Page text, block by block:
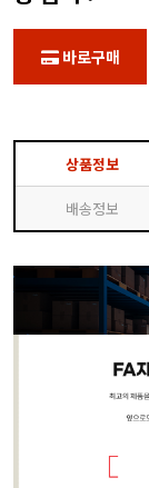
바로구매
상품정보
배송정보